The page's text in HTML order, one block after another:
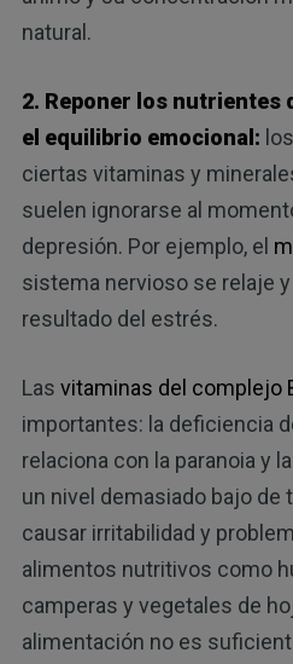
natural.
2. Reponer los nutrientes
el equilibrio emocional:
ciertas vitaminas y
suelen ignorarse al
depresión. Por ejemplo, el
sistema nervioso se relaje
resultado del estrés.
Las vitaminas del complejo
importantes: la deficiencia
relaciona con la paranoia y
un nivel demasiado bajo de
causar irritabilidad y
alimentos nutritivos como
camperas y vegetales de
alimentación no es